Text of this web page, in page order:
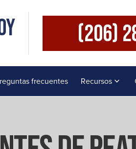
(206)
frecuentes Recursos